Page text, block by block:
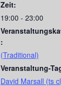
Zeit:
19:00 - 23:00
:
(Traditional)
Veranstaltung-
David Marsall (ts